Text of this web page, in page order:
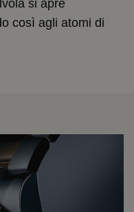
si apre
così agli atomi di